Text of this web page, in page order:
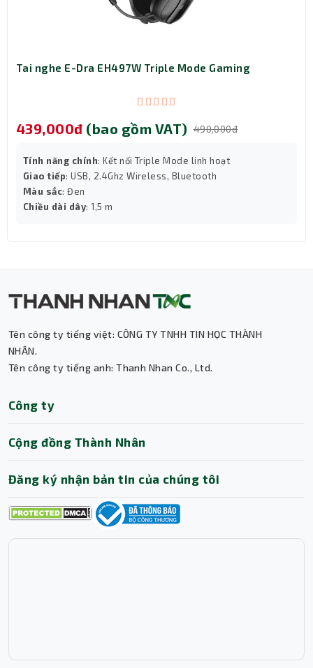
Tai nghe E-Dra EH497W Triple Mode Gaming
439,000đ (bao gồm VAT) 490,000đ
Tính năng chính: Kết nối Triple Mode linh hoạt
Giao tiếp: USB, 2.4Ghz Wireless, Bluetooth
Màu sắc: Đen
Chiều dài dây: 1,5 m
Tên công ty tiếng việt: CÔNG TY TNHH TIN HỌC THÀNH
NHÂN.
Tên công ty tiếng anh: Thanh Nhan Co., Ltd.
Công ty
Cộng đồng Thành Nhân
Đăng ký nhận bản tin của chúng tôi